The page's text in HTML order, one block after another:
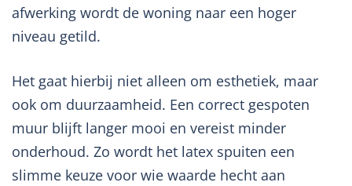
afwerking wordt de woning naar een hoger
niveau getild.
Het gaat hierbij niet alleen om esthetiek, maar
ook om duurzaamheid. Een correct gespoten
muur blijft langer mooi en vereist minder
onderhoud. Zo wordt het latex spuiten een
slimme keuze voor wie waarde hecht aan